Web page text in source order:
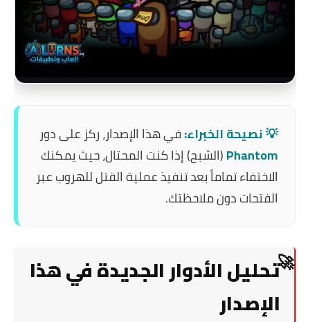
💡 نصيحة الخبراء:في هذا الإصدار، ركز على دور
Phantom(الشبح) إذا كنت المحتال، حيث يمكنك
الاختفاء تماماً بعد تنفيذ عملية القتل للهروب عبر
الفتحات دون ملاحظتك.
تحليل الأدوار الجديدة في هذا
الإصدار